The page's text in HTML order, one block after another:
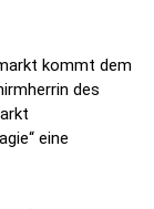
kommt dem
des
eine